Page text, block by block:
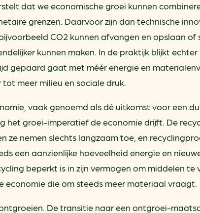
dat we economische groei kunnen
grenzen. Daarvoor zijn dan technische
CO2 kunnen afvangen en opslaan of
kunnen maken. In de praktijk blijkt echter
gepaard gaat met méér energie en
meer milieu en sociale druk.
vaak genoemd als dé uitkomst voor een
het groei-imperatief de economie drijft. De
ze nemen slechts langzaam toe, en
een aanzienlijke hoeveelheid energie en
beperkt is in zijn vermogen om middelen te
economie die om steeds meer materiaal vraagt.
De transitie naar een ontgroei-